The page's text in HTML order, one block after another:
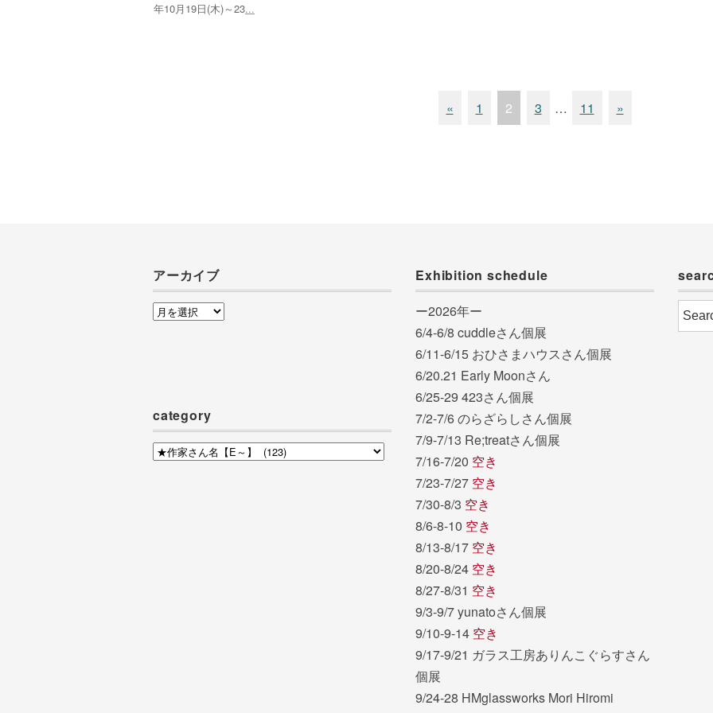
年10月19日(木)～23...
« 1 2 3 … 11 »
アーカイブ
ア
category
category
Exhibition schedule
ー2026年ー
6/4-6/8 cuddleさん個展
6/11-6/15 おひさまハウスさん個展
6/20.21 Early Moonさん
6/25-29 423さん個展
7/2-7/6 のらざらしさん個展
7/9-7/13 Re;treatさん個展
7/16-7/20 空き
7/23-7/27 空き
7/30-8/3 空き
8/6-8-10 空き
8/13-8/17 空き
8/20-8/24 空き
8/27-8/31 空き
9/3-9/7 yunatoさん個展
9/10-9-14 空き
9/17-9/21 ガラス工房ありんこぐらすさん
個展
9/24-28 HMglassworks Mori Hiromi